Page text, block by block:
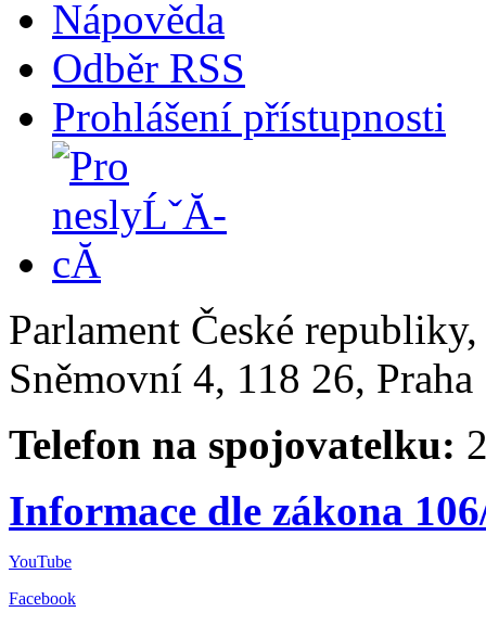
Nápověda
Odběr RSS
Prohlášení přístupnosti
Parlament České
Sněmovní 4, 118 26,
Telefon na spojovatelku:
Informace dle zákona
YouTube
Facebook